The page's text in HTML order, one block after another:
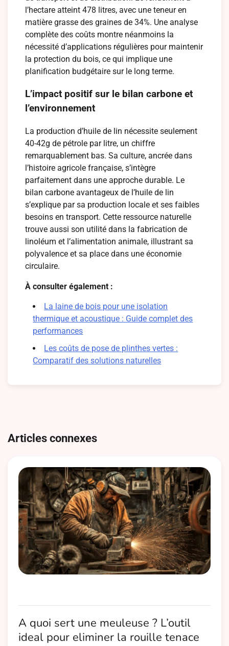
l’hectare atteint 478 litres, avec une teneur en
matière grasse des graines de 34%. Une analyse
complète des coûts montre néanmoins la
nécessité d’applications régulières pour maintenir
la protection du bois, ce qui implique une
planification budgétaire sur le long terme.
L’impact positif sur le bilan carbone et
l’environnement
La production d’huile de lin nécessite seulement
40-42g de pétrole par litre, un chiffre
remarquablement bas. Sa culture, ancrée dans
l’histoire agricole française, s’intègre
parfaitement dans une approche durable. Le
bilan carbone avantageux de l’huile de lin
s’explique par sa production locale et ses faibles
besoins en transport. Cette ressource naturelle
trouve aussi son utilité dans la fabrication de
linoléum et l’alimentation animale, illustrant sa
polyvalence et sa place dans une économie
circulaire.
À consulter également :
La laine de bois pour une isolation
thermique et acoustique : Guide complet des
performances
Les coûts de pose de plinthes vertes :
Comparatif des solutions naturelles
de
Articles connexes
A quoi sert une meuleuse ? L’outil
ideal pour eliminer la rouille tenace